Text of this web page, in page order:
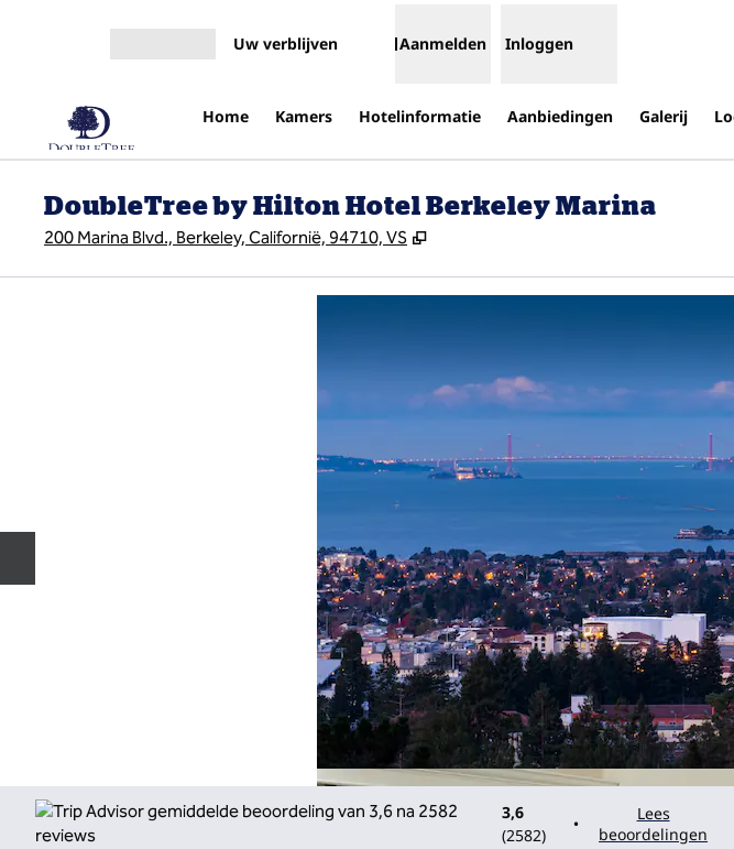
Uw verblijven Aanmelden Inloggen
Home Kamers Hotelinformatie Aanbiedingen Galerij
DoubleTree by Hilton Hotel Berkeley Marina
200 Marina Blvd., Berkeley, Californië, 94710, VS ,
3,6
(2582)
•
Lees
beoordelingen